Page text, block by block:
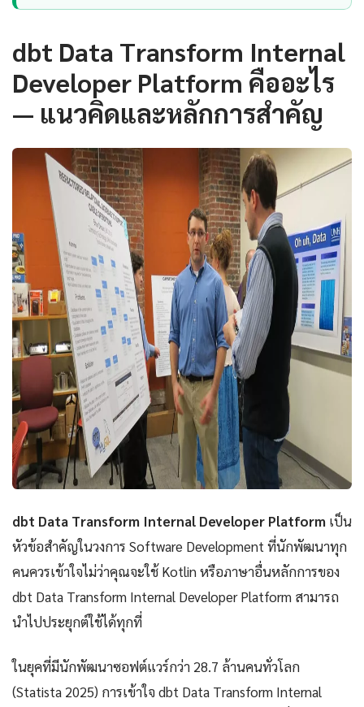
dbt Data Transform Internal
Developer Platform คืออะไร
— แนวคิดและหลักการสำคัญ
dbt Data Transform Internal Developer Platform เป็น
หัวข้อสำคัญในวงการ Software Development ที่นักพัฒนาทุก
คนควรเข้าใจไม่ว่าคุณจะใช้ Kotlin หรือภาษาอื่นหลักการของ
dbt Data Transform Internal Developer Platform สามารถ
นำไปประยุกต์ใช้ได้ทุกที่
ในยุคที่มีนักพัฒนาซอฟต์แวร์กว่า 28.7 ล้านคนทั่วโลก
(Statista 2025) การเข้าใจ dbt Data Transform Internal